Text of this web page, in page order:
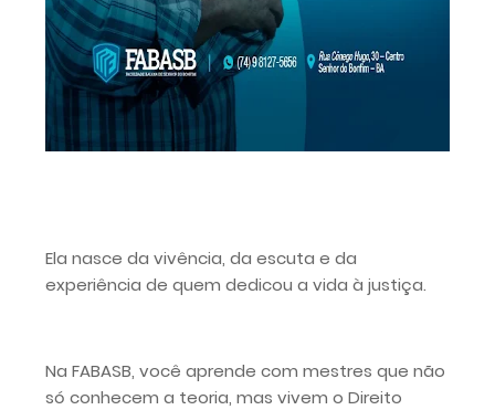
Ela nasce da vivência, da escuta e da
experiência de quem dedicou a vida à justiça.
Na FABASB, você aprende com mestres que não
só conhecem a teoria, mas vivem o Direito